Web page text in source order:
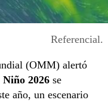
Referencial.
(OMM) alertó
2026 se
año, un escenario